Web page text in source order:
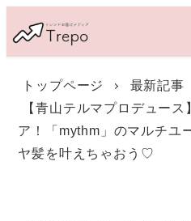
イ
トップページ 最新記事
【青山テルマプロデュー
ア！「mythm」のマルチユ
ヤ髪を叶えちゃおう♡